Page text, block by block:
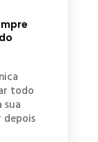
todo
sua
depois